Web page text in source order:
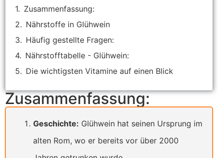
Zusammenfassung:
Nährstoffe in Glühwein
Häufig gestellte Fragen:
Nährstofftabelle - Glühwein:
Die wichtigsten Vitamine auf einen Blick
Zusammenfassung:
Geschichte: Glühwein hat seinen Ursprung im
alten Rom, wo er bereits vor über 2000